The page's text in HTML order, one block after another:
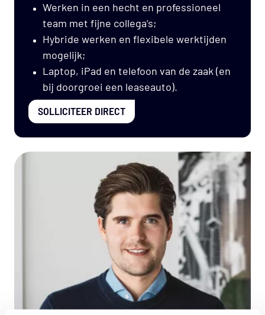
Werken in een hecht en professioneel
team met fijne collega’s;
Hybride werken en flexibele werktijden
mogelijk;
Laptop, iPad en telefoon van de zaak (en
bij doorgroei een leaseauto).
SOLLICITEER DIRECT